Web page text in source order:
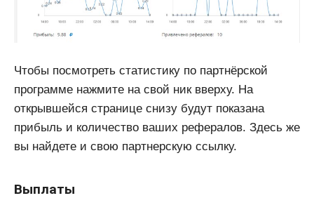
Чтобы посмотреть статистику по партнёрской
программе нажмите на свой ник вверху. На
открывшейся странице снизу будут показана
прибыль и количество ваших рефералов. Здесь же
вы найдете и свою партнерскую ссылку.
Выплаты